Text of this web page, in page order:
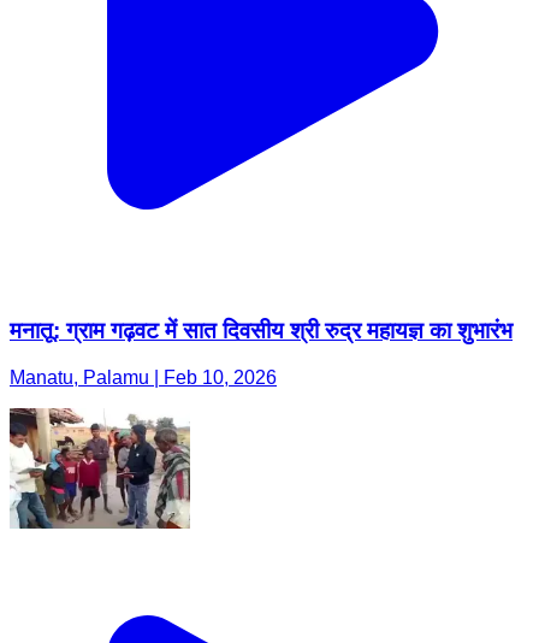
मनातू: ग्राम गढ़वट में सात दिवसीय श्री रुद्र महायज्ञ का शुभारंभ
Manatu, Palamu | Feb 10, 2026